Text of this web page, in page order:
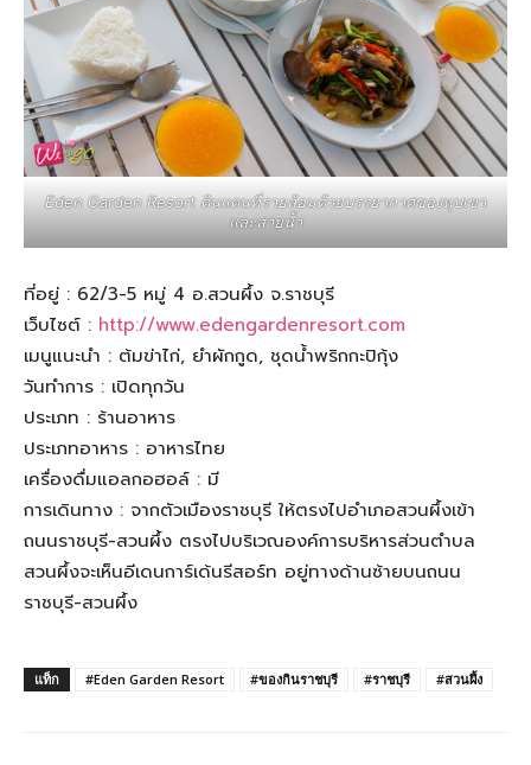
Eden Garden Resort ดินแดนที่รายล้อมด้วยบรรยากาศของหุบเขา
และสายน้ำ
ที่อยู่ : 62/3-5 หมู่ 4 อ.สวนผึ้ง จ.ราชบุรี
เว็บไซต์ : http://www.edengardenresort.com
เมนูแนะนำ : ต้มข่าไก่, ยำผักกูด, ชุดน้ำพริกกะปิกุ้ง
วันทำการ : เปิดทุกวัน
ประเภท : ร้านอาหาร
ประเภทอาหาร : อาหารไทย
เครื่องดื่มแอลกอฮอล์ : มี
การเดินทาง : จากตัวเมืองราชบุรี ให้ตรงไปอำเภอสวนผึ้งเข้า
ถนนราชบุรี-สวนผึ้ง ตรงไปบริเวณองค์การบริหารส่วนตำบล
สวนผึ้งจะเห็นอีเดนการ์เด้นรีสอร์ท อยู่ทางด้านซ้ายบนถนน
ราชบุรี-สวนผึ้ง
แท็ก #Eden Garden Resort #ของกินราชบุรี #ราชบุรี #สวนผึ้ง